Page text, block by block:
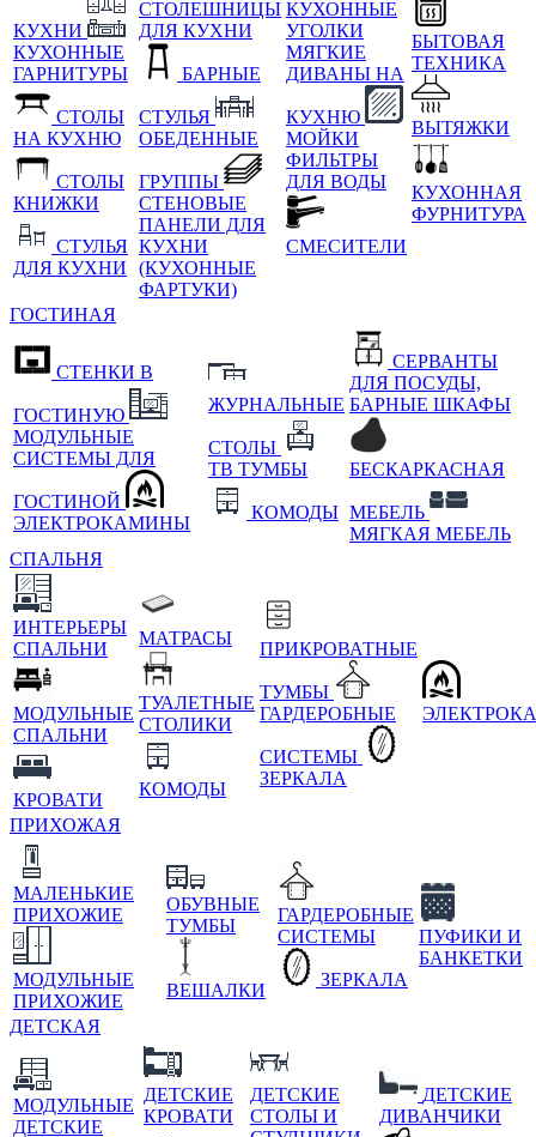
КУХНИ
КУХОННЫЕ
ГАРНИТУРЫ
СТОЛЫ
НА КУХНЮ
СТОЛЫ
КНИЖКИ
СТУЛЬЯ
ДЛЯ КУХНИ
СТОЛЕШНИЦЫ
ДЛЯ КУХНИ
БАРНЫЕ
СТУЛЬЯ
ОБЕДЕННЫЕ
ГРУППЫ
СТЕНОВЫЕ
ПАНЕЛИ ДЛЯ
КУХНИ
(КУХОННЫЕ
ФАРТУКИ)
КУХОННЫЕ
УГОЛКИ
МЯГКИЕ
ДИВАНЫ НА
КУХНЮ
МОЙКИ
ФИЛЬТРЫ
ДЛЯ ВОДЫ
СМЕСИТЕЛИ
БЫТОВАЯ
ТЕХНИКА
ВЫТЯЖКИ
КУХОННАЯ
ФУРНИТУРА
ГОСТИНАЯ
СТЕНКИ В
ГОСТИНУЮ
МОДУЛЬНЫЕ
СИСТЕМЫ ДЛЯ
ГОСТИНОЙ
ЭЛЕКТРОКАМИНЫ
ЖУРНАЛЬНЫЕ
СТОЛЫ
ТВ ТУМБЫ
КОМОДЫ
СЕРВАНТЫ
ДЛЯ ПОСУДЫ,
БАРНЫЕ ШКАФЫ
БЕСКАРКАСНАЯ
МЕБЕЛЬ
МЯГКАЯ МЕБЕЛЬ
СПАЛЬНЯ
ИНТЕРЬЕРЫ
СПАЛЬНИ
МОДУЛЬНЫЕ
СПАЛЬНИ
КРОВАТИ
МАТРАСЫ
ТУАЛЕТНЫЕ
СТОЛИКИ
КОМОДЫ
ПРИКРОВАТНЫЕ
ТУМБЫ
ГАРДЕРОБНЫЕ
СИСТЕМЫ
ЗЕРКАЛА
ПРИХОЖАЯ
МАЛЕНЬКИЕ
ПРИХОЖИЕ
МОДУЛЬНЫЕ
ПРИХОЖИЕ
ОБУВНЫЕ
ТУМБЫ
ВЕШАЛКИ
ГАРДЕРОБНЫЕ
СИСТЕМЫ
ЗЕРКАЛА
ПУФИКИ И
БАНКЕТКИ
ДЕТСКАЯ
МОДУЛЬНЫЕ
ДЕТСКИЕ
ДЕТСКИЕ
КРОВАТИ
ДЕТСКИЕ
СТОЛЫ И
ДЕТСКИЕ
ДИВАНЧИКИ